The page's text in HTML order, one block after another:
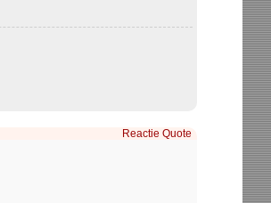
Reactie Quote